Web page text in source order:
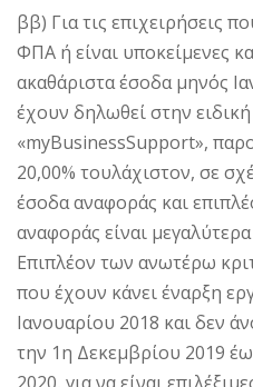
ββ) Για τις επιχειρήσεις
ΦΠΑ ή είναι υποκείμενες
ακαθάριστα έσοδα μηνός
έχουν δηλωθεί στην
«myBusinessSupport»,
20,00% τουλάχιστον, σε
έσοδα αναφοράς και
αναφοράς είναι
Επιπλέον των ανωτέρω
που έχουν κάνει έναρξη
Ιανουαρίου 2018 και δεν
την 1η Δεκεμβρίου 2019